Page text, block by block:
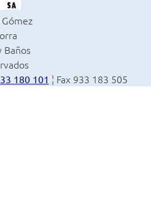
Baños
180 101 ¦ Fax 933 183 505